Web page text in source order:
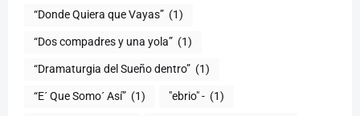
“Donde Quiera que Vayas” (1)
“Dos compadres y una yola” (1)
“Dramaturgia del Sueño dentro” (1)
“E´ Que Somo´ Así” (1) "ebrio" - (1)